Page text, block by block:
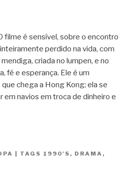
filme é sensível, sobre o encontro
perdido na vida, com
criada no lumpen, e no
fé e esperança. Ele é um
que chega a Hong Kong; ela se
em navios em troca de dinheiro e
TAGS 1990'S , DRAMA ,